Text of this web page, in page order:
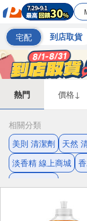
宅配 到店取貨
熱門 價格↓
相關分類
美則 清潔劑
天然
淡香精 線上商城